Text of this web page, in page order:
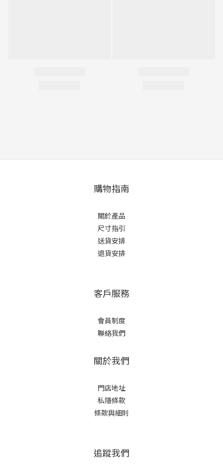
購物指南
關於產品
尺寸指引
送貨安排
退貨安排
客戶服務
會員制度
聯絡我們
關於我們
門店地址
私隱條款
條款與細則
追蹤我們